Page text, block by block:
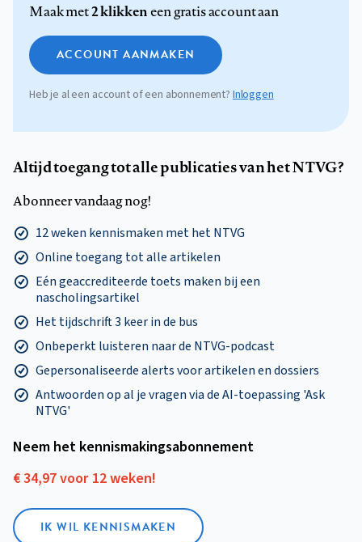
Maak met2 klikkeneen gratis account aan
ACCOUNT AANMAKEN
Heb je al een account of een abonnement? Inloggen
Altijd toegang tot alle publicaties van het NTVG?
Abonneer vandaag nog!
12 weken kennismaken met het NTVG
Online toegang tot alle artikelen
Eén geaccrediteerde toets maken bij een
nascholingsartikel
Het tijdschrift 3 keer in de bus
Onbeperkt luisteren naar de NTVG-podcast
Gepersonaliseerde alerts voor artikelen en dossiers
Antwoorden op al je vragen via de AI-toepassing 'Ask
NTVG'
Neem het kennismakings­abonnement
€ 34,97 voor 12 weken!
IK WIL KENNISMAKEN